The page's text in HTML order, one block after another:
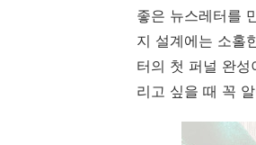
좋은 뉴스레터를
지 설계에는 소홀
터의 첫 퍼널 완
리고 싶을 때 꼭